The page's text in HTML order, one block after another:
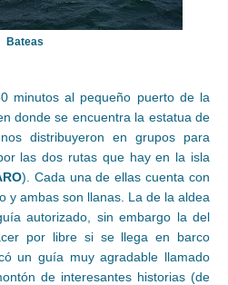
Bateas
minutos al pequeño puerto de la
donde se encuentra la estatua de
distribuyeron en grupos para
las dos rutas que hay en la isla
). Cada una de ellas cuenta con
y ambas son llanas. La de la aldea
autorizado, sin embargo la del
por libre si se llega en barco
un guía muy agradable llamado
de interesantes historias (de